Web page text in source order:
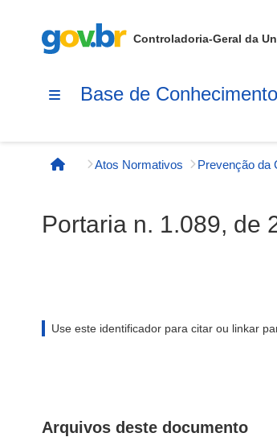
Controladoria-Geral da
Base de
Página inicial
Atos Normativos
Portaria n. 1.089, de
Use este identificador para citar ou linkar
Arquivos deste documento